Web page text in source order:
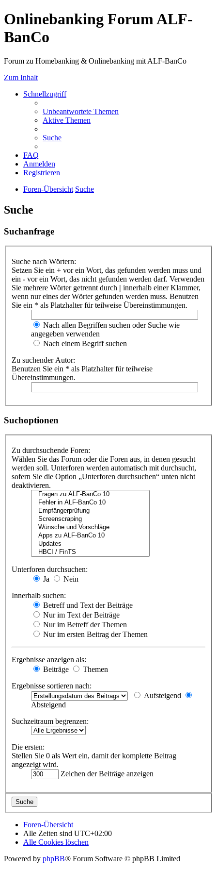
Onlinebanking Forum ALF-
BanCo
Forum zu Homebanking & Onlinebanking mit ALF-BanCo
Zum Inhalt
Schnellzugriff
Unbeantwortete Themen
Aktive Themen
Suche
FAQ
Anmelden
Registrieren
Foren-Übersicht Suche
Suche
Suchanfrage
Suche nach Wörtern:
Setzen Sie ein + vor ein Wort, das gefunden werden muss und
ein - vor ein Wort, das nicht gefunden werden darf. Verwenden
Sie mehrere Wörter getrennt durch | innerhalb einer Klammer,
wenn nur eines der Wörter gefunden werden muss. Benutzen
Sie ein * als Platzhalter für teilweise Übereinstimmungen.
Nach allen Begriffen suchen oder Suche wie
angegeben verwenden
Nach einem Begriff suchen
Zu suchender Autor:
Benutzen Sie ein * als Platzhalter für teilweise
Übereinstimmungen.
Suchoptionen
Zu durchsuchende Foren:
Wählen Sie das Forum oder die Foren aus, in denen gesucht
werden soll. Unterforen werden automatisch mit durchsucht,
sofern Sie die Option „Unterforen durchsuchen“ unten nicht
deaktivieren.
Unterforen durchsuchen:
Ja
Nein
Innerhalb suchen:
Betreff und Text der Beiträge
Nur im Text der Beiträge
Nur im Betreff der Themen
Nur im ersten Beitrag der Themen
Ergebnisse anzeigen als:
Beiträge
Themen
Ergebnisse sortieren nach:
Aufsteigend
Absteigend
Suchzeitraum begrenzen:
Die ersten:
Stellen Sie 0 als Wert ein, damit der komplette Beitrag
angezeigt wird.
Zeichen der Beiträge anzeigen
Foren-Übersicht
Alle Zeiten sind UTC+02:00
Alle Cookies löschen
Powered by phpBB® Forum Software © phpBB Limited